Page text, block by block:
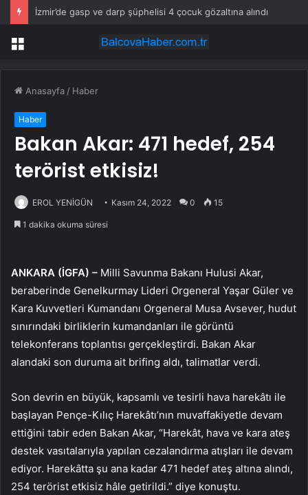
İzmir’de gasp ve darp şüphelisi 4 çocuk gözaltına alındı
Menü
Anasayfa / Haber
Haber
Bakan Akar: 471 hedef, 254
terörist etkisiz!
EROL YENİGÜN Kasım 24, 2022 0 15
1 dakika okuma süresi
ANKARA (İGFA) – Milli Savunma Bakanı Hulusi Akar,
beraberinde Genelkurmay Lideri Orgeneral Yaşar Güler ve
Kara Kuvvetleri Kumandanı Orgeneral Musa Avsever, hudut
sınırındaki birliklerin kumandanları ile görüntü
telekonferans toplantısı gerçekleştirdi. Bakan Akar
alandaki son duruma ait brifing aldı, talimatlar verdi.
Son devrin en büyük, kapsamlı ve tesirli hava harekâtı ile
başlayan Pençe-Kılıç Harekâtı’nın muvaffakiyetle devam
ettiğini tabir eden Bakan Akar, “Harekât, hava ve kara ateş
destek vasıtalarıyla yapılan cezalandırma atışları ile devam
ediyor. Harekâtta şu ana kadar 471 hedef ateş altına alındı,
254 terörist etkisiz hâle getirildi.” diye konuştu.